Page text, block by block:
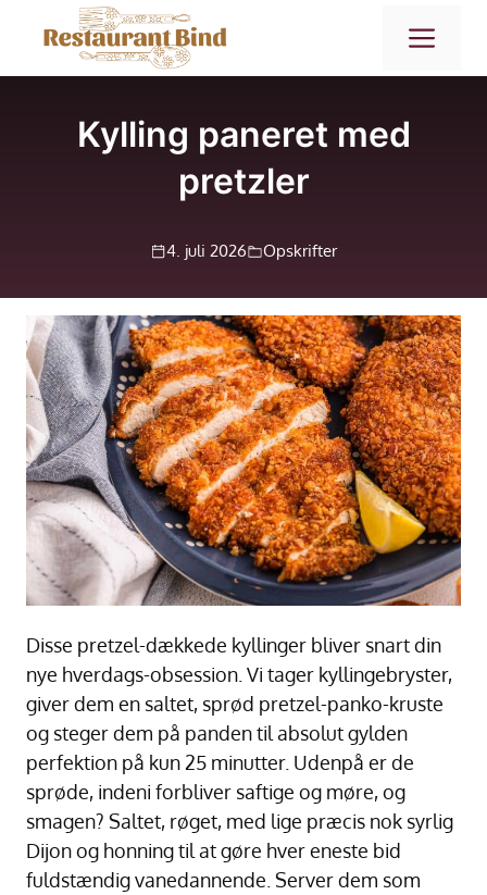
indhold
Kylling paneret med
pretzler
4. juli 2026 Opskrifter
Disse pretzel-dækkede kyllinger bliver snart din
nye hverdags-obsession. Vi tager kyllingebryster,
giver dem en saltet, sprød pretzel-panko-kruste
og steger dem på panden til absolut gylden
perfektion på kun 25 minutter. Udenpå er de
sprøde, indeni forbliver saftige og møre, og
smagen? Saltet, røget, med lige præcis nok syrlig
Dijon og honning til at gøre hver eneste bid
fuldstændig vanedannende. Server dem som